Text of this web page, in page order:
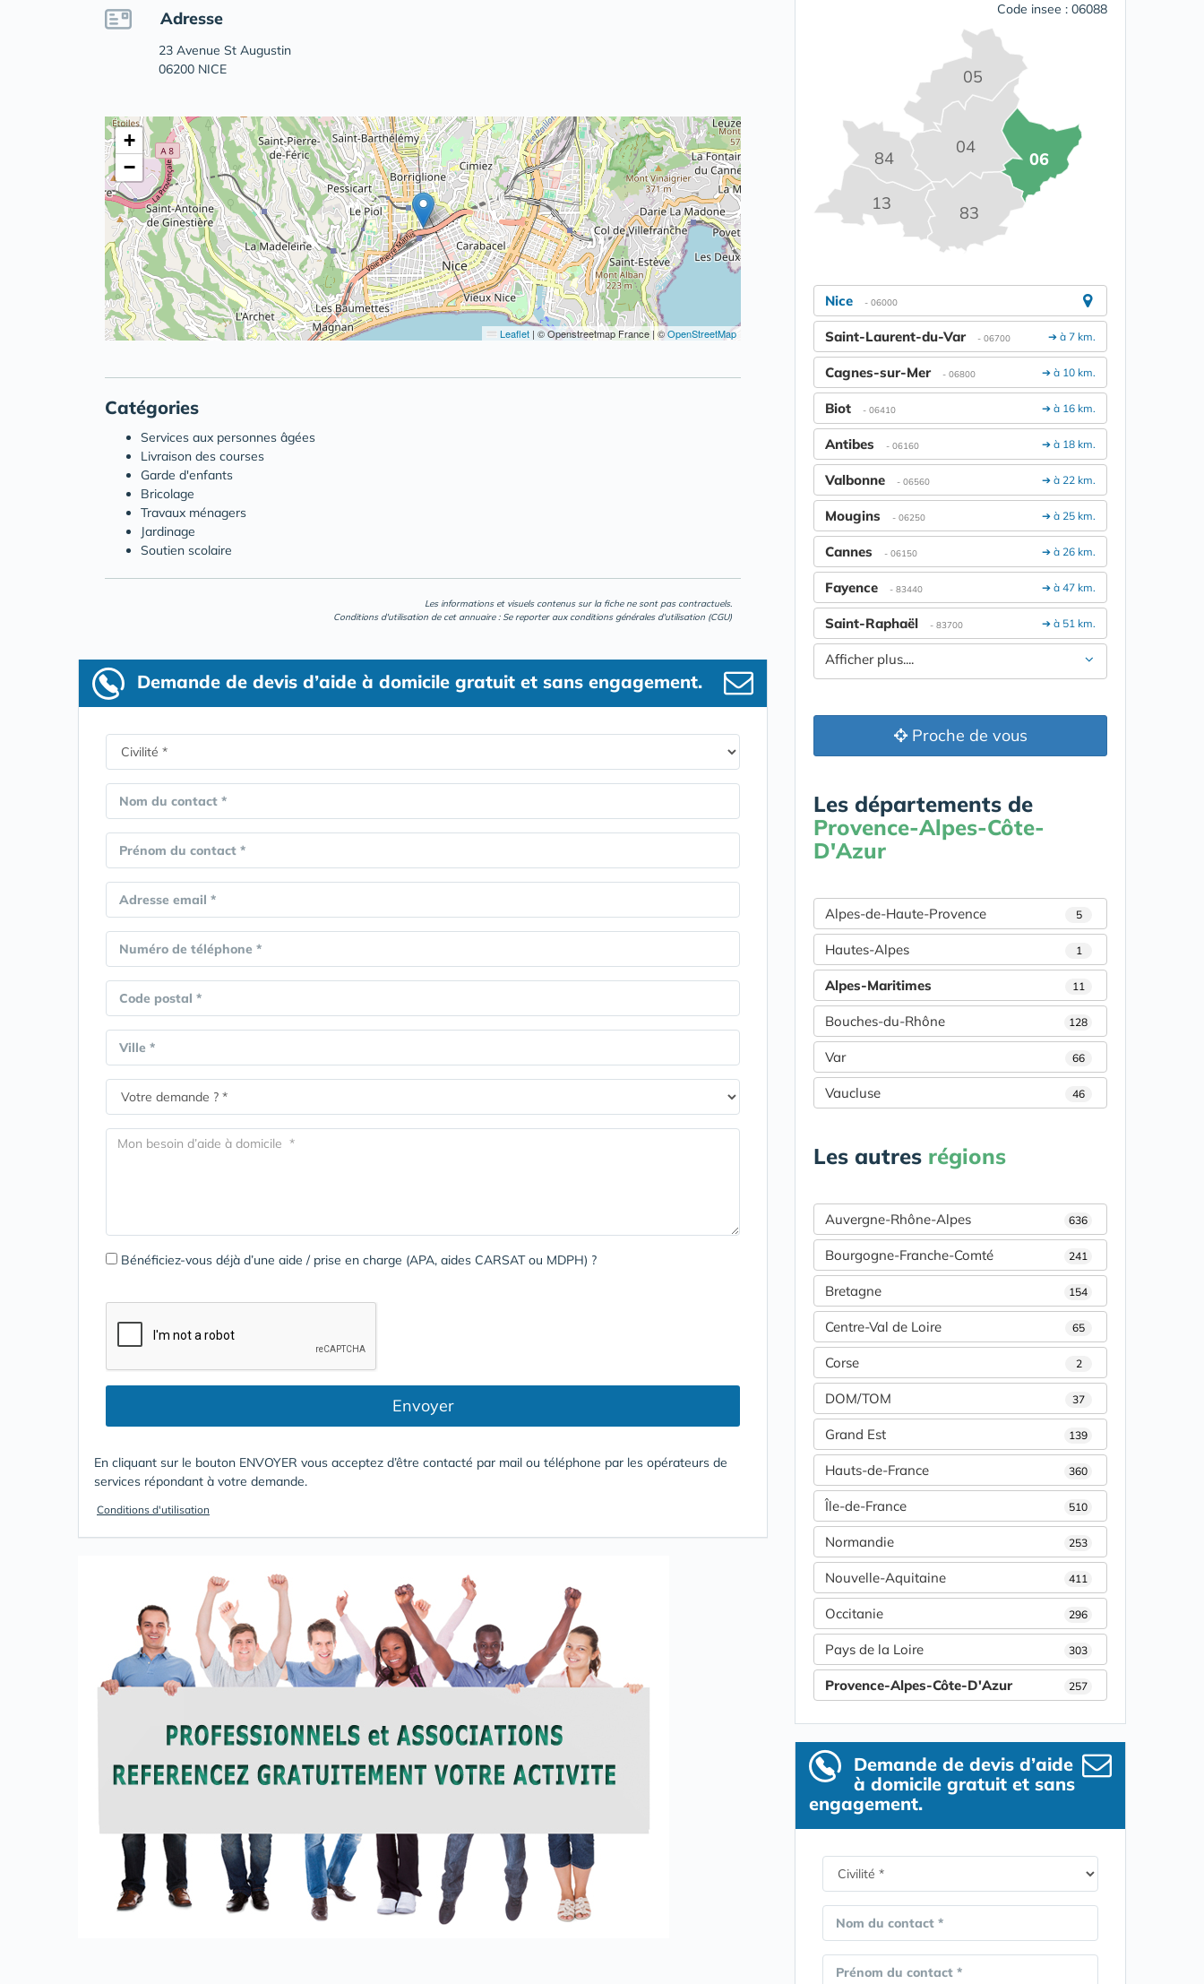
Adresse
23 Avenue St Augustin
06200 NICE
+
−
Leaflet | © Openstreetmap France | ©OpenStreetMap
Catégories
Services aux personnes âgées
Livraison des courses
Garde d'enfants
Bricolage
Travaux ménagers
Jardinage
Soutien scolaire
Les informations et visuels contenus sur la fiche ne sont pas contractuels.
Conditions d'utilisation de cet annuaire : Se reporter aux conditions générales d'utilisation (CGU)
Demande de devis d’aide à domicile gratuit et sans engagement.
Nom du contact *
Prénom du contact *
Adresse email *
Numéro de téléphone *
Code postal *
Ville *
Bénéficiez-vous déjà d’une aide / prise en charge (APA, aides CARSAT ou MDPH) ?
Envoyer
En cliquant sur le bouton ENVOYER vous acceptez d’être contacté par mail ou téléphone par les opérateurs de
services répondant à votre demande.
Conditions d'utilisation
Code insee : 06088
04
05
06
13 83
84
Nice - 06000
➔ à 7 km.
Saint-Laurent-du-Var - 06700
➔ à 10 km.
Cagnes-sur-Mer - 06800
➔ à 16 km.
Biot - 06410
➔ à 18 km.
Antibes - 06160
➔ à 22 km.
Valbonne - 06560
➔ à 25 km.
Mougins - 06250
➔ à 26 km.
Cannes - 06150
➔ à 47 km.
Fayence - 83440
➔ à 51 km.
Saint-Raphaël - 83700
Afficher plus....
Proche de vous
Les départements de
Provence-Alpes-Côte-
D'Azur
Alpes-de-Haute-Provence 5
Hautes-Alpes 1
Alpes-Maritimes 11
Bouches-du-Rhône 128
Var 66
Vaucluse 46
Les autres régions
Auvergne-Rhône-Alpes 636
Bourgogne-Franche-Comté 241
Bretagne 154
Centre-Val de Loire 65
Corse 2
DOM/TOM 37
Grand Est 139
Hauts-de-France 360
Île-de-France 510
Normandie 253
Nouvelle-Aquitaine 411
Occitanie 296
Pays de la Loire 303
Provence-Alpes-Côte-D'Azur 257
Demande de devis d’aide
à domicile gratuit et sans
engagement.
Nom du contact *
Prénom du contact *